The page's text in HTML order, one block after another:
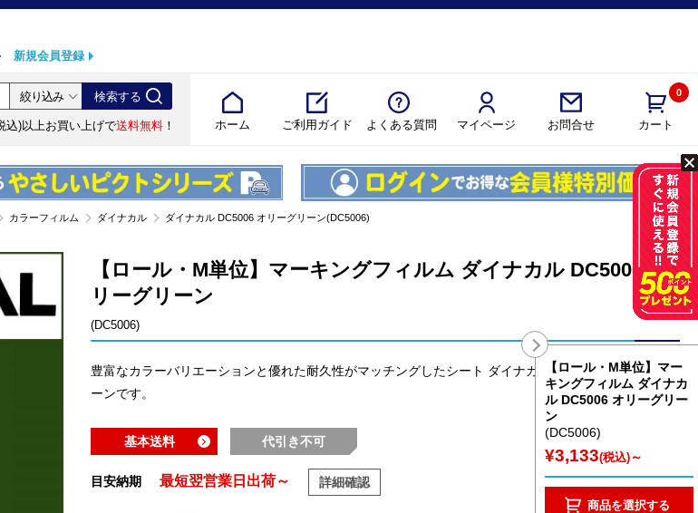
新規会員登録
ホーム ご利用ガイド よくある質問 マイページ お問合せ カート
0
込)以上お買い上げで送料無料 ！
カラーフィルム ダイナカル ダイナカル DC5006 オリーグリーン(DC5006)
【ロール・M単位】マーキングフィルム ダイナカル DC5006 オ
リーグリーン
(DC5006)
豊富なカラーバリエーションと優れた耐久性がマッチングしたシート ダイナカル DC5006 オリーグリ
ーンです。
基本送料 代引き不可
目安納期 最短翌営業日出荷～ 詳細確認
【ロール・M単位】マー
キングフィルム ダイナカ
ル DC5006 オリーグリー
ン
(DC5006)
¥3,133(税込) ～
商品を選択する